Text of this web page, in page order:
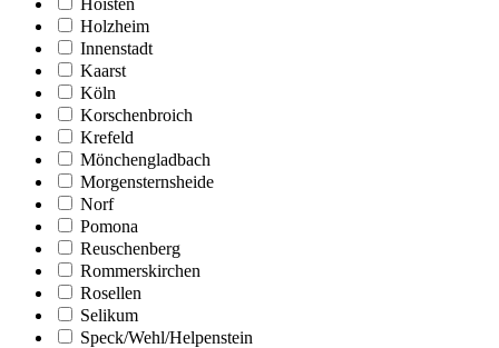
Holzheim
Innenstadt
Kaarst
Köln
Korschenbroich
Krefeld
Mönchengladbach
Morgensternsheide
Norf
Pomona
Reuschenberg
Rommerskirchen
Rosellen
Selikum
Speck/Wehl/Helpenstein